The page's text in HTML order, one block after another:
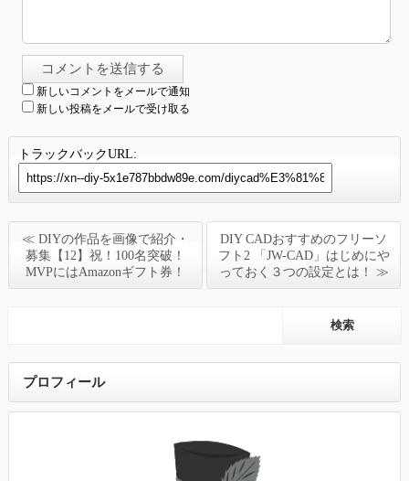
新しいコメントをメールで通知
新しい投稿をメールで受け取る
トラックバックURL:
≪ DIYの作品を画像で紹介・
募集【12】祝！100名突破！
MVPにはAmazonギフト券！
DIY CADおすすめのフリーソ
フト2 「JW-CAD」はじめにや
っておく３つの設定とは！ ≫
プロフィール